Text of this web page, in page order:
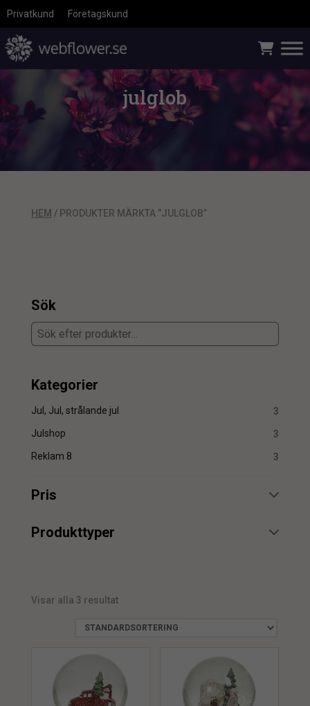
Privatkund Företagskund
julglob
HEM / PRODUKTER MÄRKTA ”JULGLOB”
Sök
Kategorier
Jul, Jul, strålande jul 3
Julshop 3
Reklam 8 3
Pris
min.
min.
Produkttyper
Visar alla 3 resultat